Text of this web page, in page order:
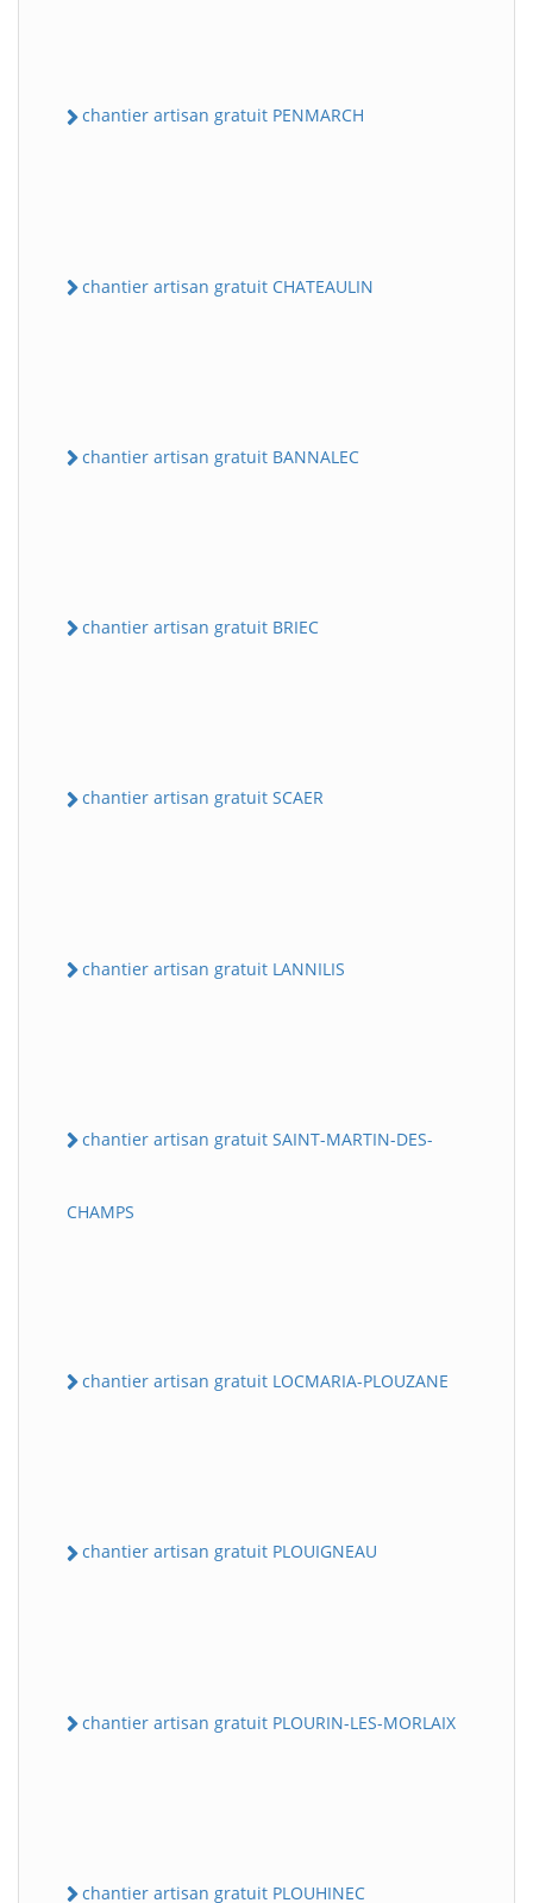
chantier artisan gratuit PENMARCH
chantier artisan gratuit CHATEAULIN
chantier artisan gratuit BANNALEC
chantier artisan gratuit BRIEC
chantier artisan gratuit SCAER
chantier artisan gratuit LANNILIS
chantier artisan gratuit SAINT-MARTIN-DES-
CHAMPS
chantier artisan gratuit LOCMARIA-PLOUZANE
chantier artisan gratuit PLOUIGNEAU
chantier artisan gratuit PLOURIN-LES-MORLAIX
chantier artisan gratuit PLOUHINEC